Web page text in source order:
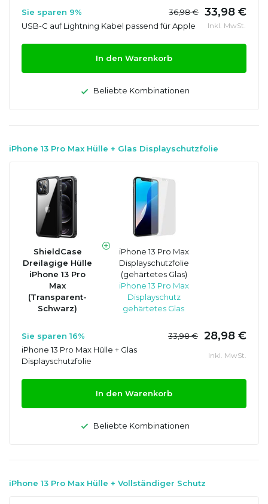
Sie sparen 9% 36,98 € 33,98 €
USB-C auf Lightning Kabel passend für Apple Inkl. MwSt.
In den Warenkorb
Beliebte Kombinationen
iPhone 13 Pro Max Hülle + Glas Displayschutzfolie
ShieldCase
Dreilagige Hülle
iPhone 13 Pro
Max
(Transparent-
Schwarz)
iPhone 13 Pro Max
Displayschutzfolie
(gehärtetes Glas)
iPhone 13 Pro Max
Displayschutz
gehärtetes Glas
Sie sparen 16% 33,98 € 28,98 €
iPhone 13 Pro Max Hülle + Glas
Displayschutzfolie
Inkl. MwSt.
In den Warenkorb
Beliebte Kombinationen
iPhone 13 Pro Max Hülle + Vollständiger Schutz